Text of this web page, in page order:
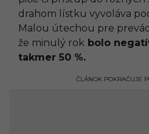
drahom lístku vyvoláva
Malou útechou pre
že minulý rok bolo
takmer 50 %.
ČLÁNOK POKRAČUJE